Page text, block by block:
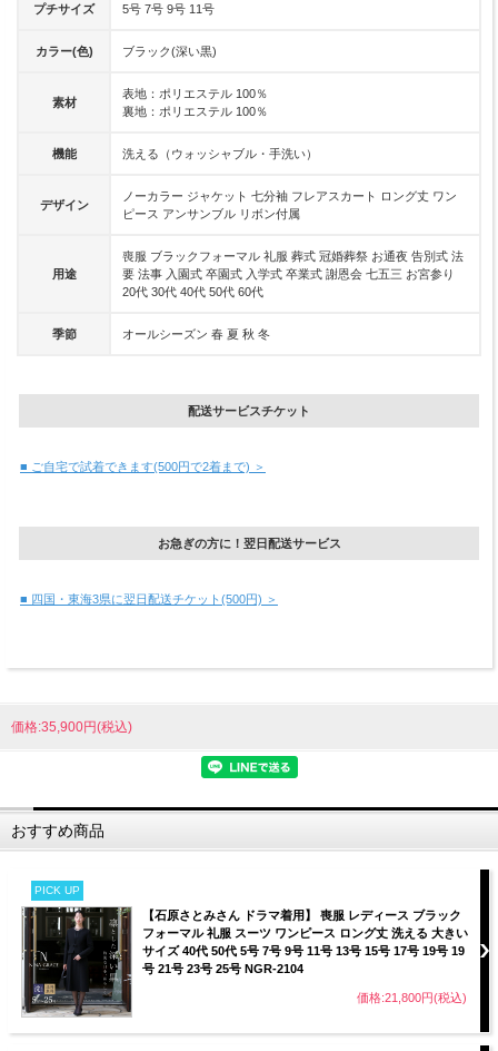
プチサイズ 5号 7号 9号 11号
カラー(色) ブラック(深い黒)
素材
表地：ポリエステル 100％
裏地：ポリエステル 100％
機能 洗える（ウォッシャブル・手洗い）
デザイン
ノーカラー ジャケット 七分袖 フレアスカート ロング丈 ワン
ピース アンサンブル リボン付属
用途
喪服 ブラックフォーマル 礼服 葬式 冠婚葬祭 お通夜 告別式 法
要 法事 入園式 卒園式 入学式 卒業式 謝恩会 七五三 お宮参り
20代 30代 40代 50代 60代
季節 オールシーズン 春 夏 秋 冬
配送サービスチケット
■ ご自宅で試着できます(500円で2着まで) ＞
お急ぎの方に！翌日配送サービス
■ 四国・東海3県に翌日配送チケット(500円) ＞
価格:35,900円(税込)
おすすめ商品
PICK UP
【石原さとみさん ドラマ着用】 喪服 レディース ブラック
フォーマル 礼服 スーツ ワンピース ロング丈 洗える 大きい
サイズ 40代 50代 5号 7号 9号 11号 13号 15号 17号 19号 19
号 21号 23号 25号 NGR-2104
価格:21,800円(税込)